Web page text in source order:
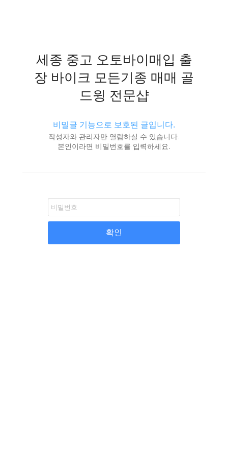
세종 중고 오토바이매입 출
장 바이크 모든기종 매매 골
드윙 전문샵
비밀글 기능으로 보호된 글입니다.
작성자와 관리자만 열람하실 수 있습니다.
본인이라면 비밀번호를 입력하세요.